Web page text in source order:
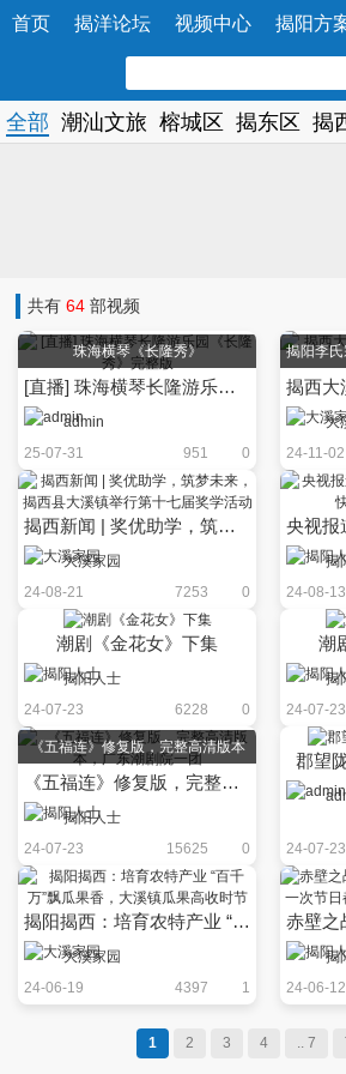
首页 揭洋论坛 视频中心 揭阳方
全部 潮汕文旅 榕城区 揭东区 揭
共有 64 部视频
珠海横琴《长隆秀》
[直播] 珠海横琴长隆游乐园《长隆秀》完整版
admin
25-07-31
951 0
大
24-11-02
揭西新闻 | 奖优助学，筑梦未来，揭西县大溪镇举行第十七届奖学活动
大溪家园
24-08-21
7253 0
揭
24-08-13
潮剧《金花女》下集
揭阳人士
24-07-23
6228 0
潮
揭
24-07-23
《五福连》修复版，完整高清版本
《五福连》修复版，完整高清版本，广东潮剧院一团
揭阳人士
24-07-23
15625 0
郡望
24-07-23
揭阳揭西：培育农特产业 “百千万”飘瓜果香，大溪镇瓜果高收时节
大溪家园
24-06-19
4397 1
揭
24-06-12
1 2 3 4 .. 7